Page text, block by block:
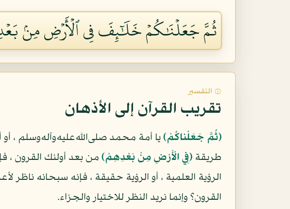
ثُمَّ جَعَلۡنَٰكُمۡ خَلَٰٓئِفَ فِي ٱلۡأَرۡضِ مِنۢ
۞ التفسير
تقريب القرآن إلى الأذهان
(ثُمَّ جَعَلْناكُمْ)يا أمة محمد صلى‌الله‌عليه‌وآله‌وسلم ،
طريقة (فِي الْأَرْضِ مِنْ بَعْدِهِمْ) من بعد أولئك القرون ،
الرؤية العلمية ، أو الرؤية حقيقة ، فإنه سبحانه ناظر
القرون؟ وإنما نريد النظر للاختيار والجزاء.